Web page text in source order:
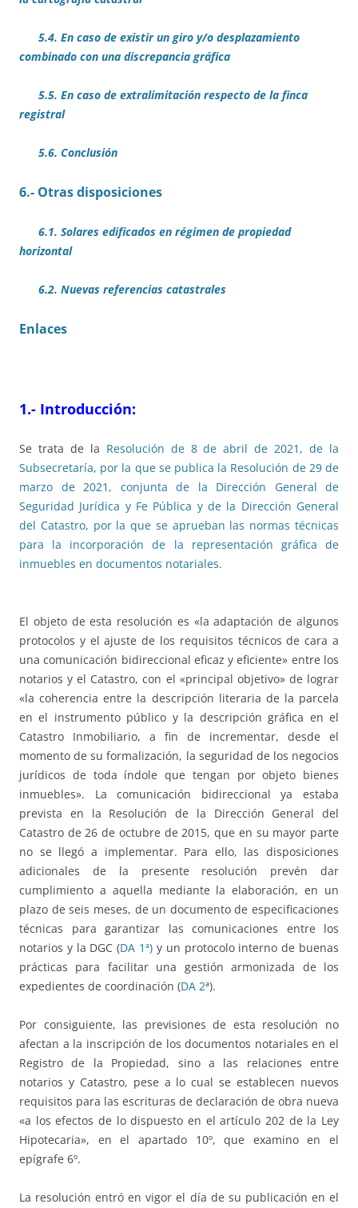
5.4. En caso de existir un giro y/o desplazamiento
combinado con una discrepancia gráfica
5.5. En caso de extralimitación respecto de la finca
registral
5.6. Conclusión
6.- Otras disposiciones
6.1. Solares edificados en régimen de propiedad
horizontal
6.2. Nuevas referencias catastrales
Enlaces
1.- Introducción:
Se trata de la Resolución de 8 de abril de 2021, de la
Subsecretaría, por la que se publica la Resolución de 29 de
marzo de 2021, conjunta de la Dirección General de
Seguridad Jurídica y Fe Pública y de la Dirección General
del Catastro, por la que se aprueban las normas técnicas
para la incorporación de la representación gráfica de
inmuebles en documentos notariales.
El objeto de esta resolución es «la adaptación de algunos
protocolos y el ajuste de los requisitos técnicos de cara a
una comunicación bidireccional eficaz y eficiente» entre los
notarios y el Catastro, con el «principal objetivo» de lograr
«la coherencia entre la descripción literaria de la parcela
en el instrumento público y la descripción gráfica en el
Catastro Inmobiliario, a fin de incrementar, desde el
momento de su formalización, la seguridad de los negocios
jurídicos de toda índole que tengan por objeto bienes
inmuebles». La comunicación bidireccional ya estaba
prevista en la Resolución de la Dirección General del
Catastro de 26 de octubre de 2015, que en su mayor parte
no se llegó a implementar. Para ello, las disposiciones
adicionales de la presente resolución prevén dar
cumplimiento a aquella mediante la elaboración, en un
plazo de seis meses, de un documento de especificaciones
técnicas para garantizar las comunicaciones entre los
notarios y la DGC (DA 1ª) y un protocolo interno de buenas
prácticas para facilitar una gestión armonizada de los
expedientes de coordinación (DA 2ª).
Por consiguiente, las previsiones de esta resolución no
afectan a la inscripción de los documentos notariales en el
Registro de la Propiedad, sino a las relaciones entre
notarios y Catastro, pese a lo cual se establecen nuevos
requisitos para las escrituras de declaración de obra nueva
«a los efectos de lo dispuesto en el artículo 202 de la Ley
Hipotecaria», en el apartado 10º, que examino en el
epígrafe 6º.
La resolución entró en vigor el día de su publicación en el